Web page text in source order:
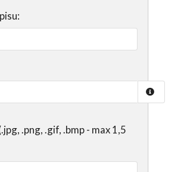
.png, .gif, .bmp - max 1,5